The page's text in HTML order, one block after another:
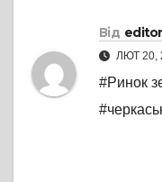
Від editor
ЛЮТ 20,
#Ринок